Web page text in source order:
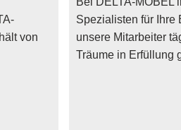
von
Spezialisten für Ihre
unsere Mitarbeiter
Träume in Erfüllung